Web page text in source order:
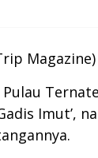
Magazine)
Imut’,